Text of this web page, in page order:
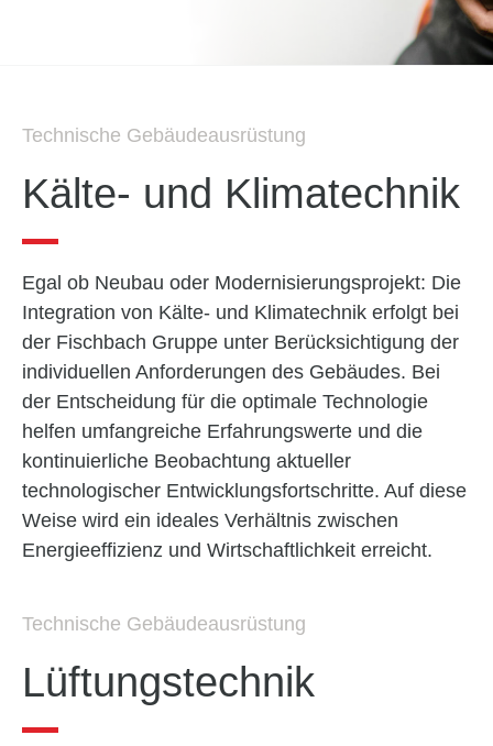
Technische Gebäudeausrüstung
Kälte- und Klimatechnik
Egal ob Neubau oder Modernisierungs­projekt: Die
Inte­gration von Kälte- und Klimatechnik erfolgt bei
der Fischbach Gruppe unter Berücksichtigung der
indivi­duellen An­forderungen des Gebäudes. Bei
der Ent­scheidung für die optimale Technologie
helfen umfang­reiche Erfahrungs­werte und die
kontinuierliche Beobachtung aktueller
technologischer Entwicklungs­fort­schritte. Auf diese
Weise wird ein ideales Verhältnis zwischen
Energie­effizienz und Wirtschaftlich­keit erreicht.
Technische Gebäudeausrüstung
Lüftungstechnik